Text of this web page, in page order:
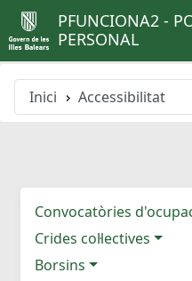
PFUNCIONA2 -
PERSONAL
Inici Accessibilitat
Convocatòries
Crides col·lectives
Borsins